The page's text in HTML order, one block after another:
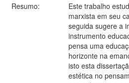
Resumo:
Este trabalho
marxista em seu
seguida sugere a
instrumento
pensa uma
horizonte na
isto esta
estética no